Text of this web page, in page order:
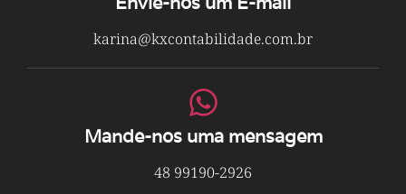
karina@kxcontabilidade.com.br
Mande-nos uma mensagem
48 99190-2926